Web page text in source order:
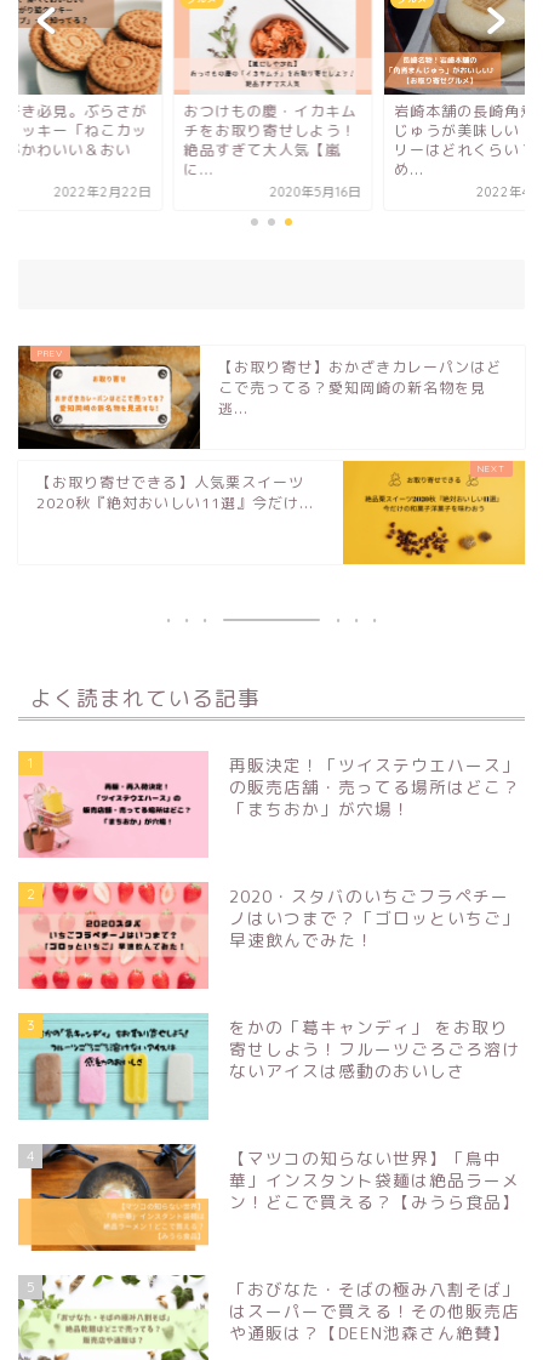
好き必見。ぶらさが
クッキー「ねこカッ
がかわいい＆おい
2022年2月22日
おつけもの慶・イカキム
チをお取り寄せしよう！
絶品すぎて大人気【嵐
に...
2020年5月16日
岩崎本舗の長崎角煮
じゅうが美味しい！
リーはどれくらい？
め...
2022年4
【お取り寄せ】おかざきカレーパンはど
こで売ってる？愛知岡崎の新名物を見
逃...
【お取り寄せできる】人気栗スイーツ
2020秋『絶対おいしい11選』今だけ...
よく読まれている記事
1
再販決定！「ツイステウエハース」
の販売店舗・売ってる場所はどこ？
「まちおか」が穴場！
2
2020・スタバのいちごフラペチー
ノはいつまで？「ゴロッといちご」
早速飲んでみた！
3
をかの「葛キャンディ」 をお取り
寄せしよう！フルーツごろごろ溶け
ないアイスは感動のおいしさ
4
【マツコの知らない世界】「鳥中
華」インスタント袋麺は絶品ラーメ
ン！どこで買える？【みうら食品】
5
「おびなた・そばの極み八割そば」
はスーパーで買える！その他販売店
や通販は？【DEEN池森さん絶賛】